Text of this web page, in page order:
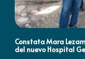
Constata Mara
del nuevo Hospital